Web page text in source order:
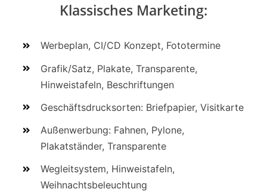
Klassisches Marketing:
Werbeplan, CI/CD Konzept, Fototermine
Grafik/Satz, Plakate, Transparente,
Hinweistafeln, Beschriftungen
Geschäftsdrucksorten: Briefpapier, Visitkarte
Außenwerbung: Fahnen, Pylone,
Plakatständer, Transparente
Wegleitsystem, Hinweistafeln,
Weihnachtsbeleuchtung